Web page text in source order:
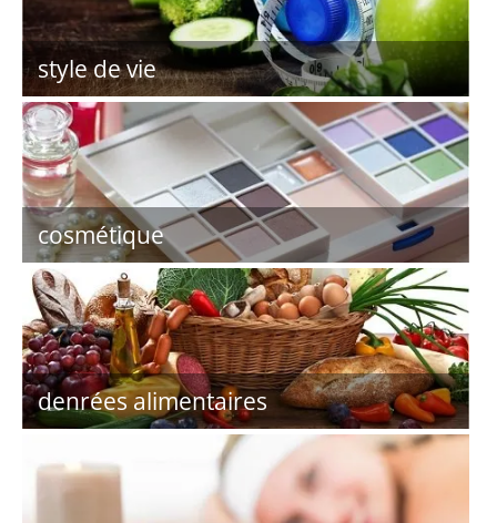
style de vie
cosmétique
denrées alimentaires